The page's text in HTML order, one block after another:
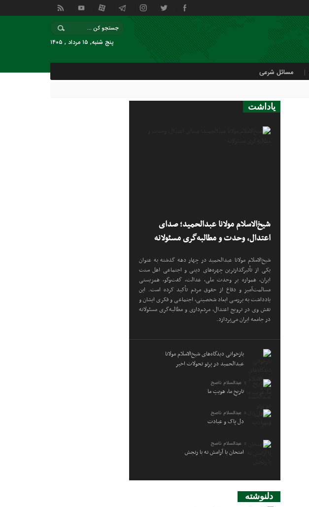
پنج شنبه, ۱۵ مرداد , ۱۴۰۵
مسائل شرعی
یاداشت
شیخ‌الاسلام مولانا عبدالحمید؛ صدای
اعتدال، وحدت و مطالبه‌گری مسئولانه
شیخ‌الاسلام مولانا عبدالحمید در چهار دهه گذشته به عنوان
یکی از تأثیرگذارترین چهره‌های دینی و اجتماعی اهل سنت
ایران، همواره بر وحدت ملی، عدالت، گفت‌وگو، همزیستی
مسالمت‌آمیز و دفاع از حقوق مردم تأکید کرده است. این
یادداشت به بررسی ابعاد شخصیتی، اجتماعی و فکری ایشان و
نقش وی در ترویج اعتدال، مردم‌داری و مطالبه‌گری مسئولانه
در جامعه ایران می‌پردازد.
بازخوانی دیدگاه‌های شیخ‌الاسلام مولانا
عبدالحمید در پرتو تحولات اخیر
عبدالسلام ناصح
تاریخِ ما، هویتِ ما
عبدالسلام ناصح
دل پاک و عبادت
عبدالسلام ناصح
امتحان با آرامش نه با رنجش
دلنوشته